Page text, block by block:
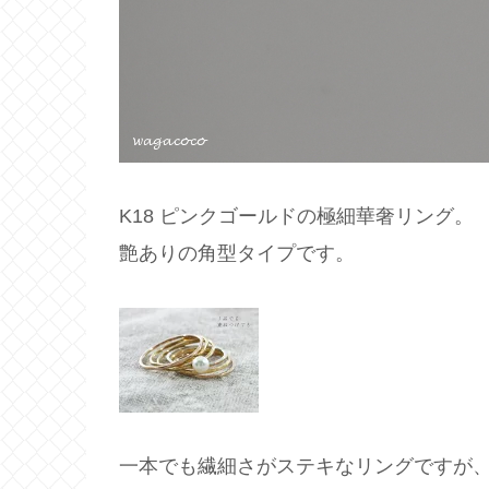
K18 ピンクゴールドの極細華奢リング。
艶ありの角型タイプです。
一本でも繊細さがステキなリングですが